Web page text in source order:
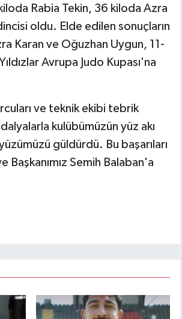
Rabia Tekin, 36 kiloda Azra
oldu. Elde edilen sonuçların
Karan ve Oğuzhan Uygun, 11-
Avrupa Judo Kupası'na
ve teknik ekibi tebrik
kulübümüzün yüz akı
güldürdü. Bu başarıları
Semih Balaban'a